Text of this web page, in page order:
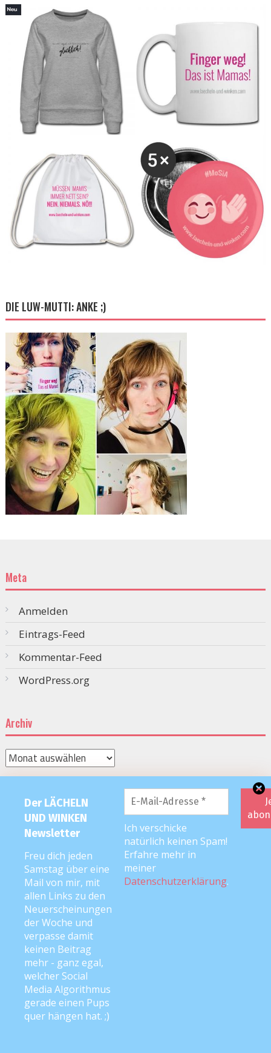
Der LÄCHELN
UND WINKEN
Newsletter
Freu dich jeden
Samstag über eine
Mail von mir, mit
allen Links zu den
Neuerscheinungen
der Woche und
verpasse damit
keinen Beitrag
mehr - ganz egal,
welcher Social
Media Algorithmus
gerade einen Pups
quer hängen hat. ;)
Ich verschicke
natürlich keinen Spam!
Erfahre mehr in
meiner
Datenschutzerklärung.
DIE LUW-MUTTI: ANKE ;)
Meta
Anmelden
Eintrags-Feed
Kommentar-Feed
WordPress.org
Archiv
Archiv